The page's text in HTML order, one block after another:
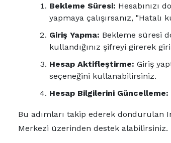
Bekleme Süresi: Hesabınızı
yapmaya çalışırsanız, "Hatalı
Giriş Yapma: Bekleme süresi
kullandığınız şifreyi girerek
Hesap Aktifleştirme: Giriş
seçeneğini kullanabilirsiniz.
Hesap Bilgilerini Güncelleme:
Bu adımları takip ederek dondurulan
Merkezi üzerinden destek alabilirsiniz.